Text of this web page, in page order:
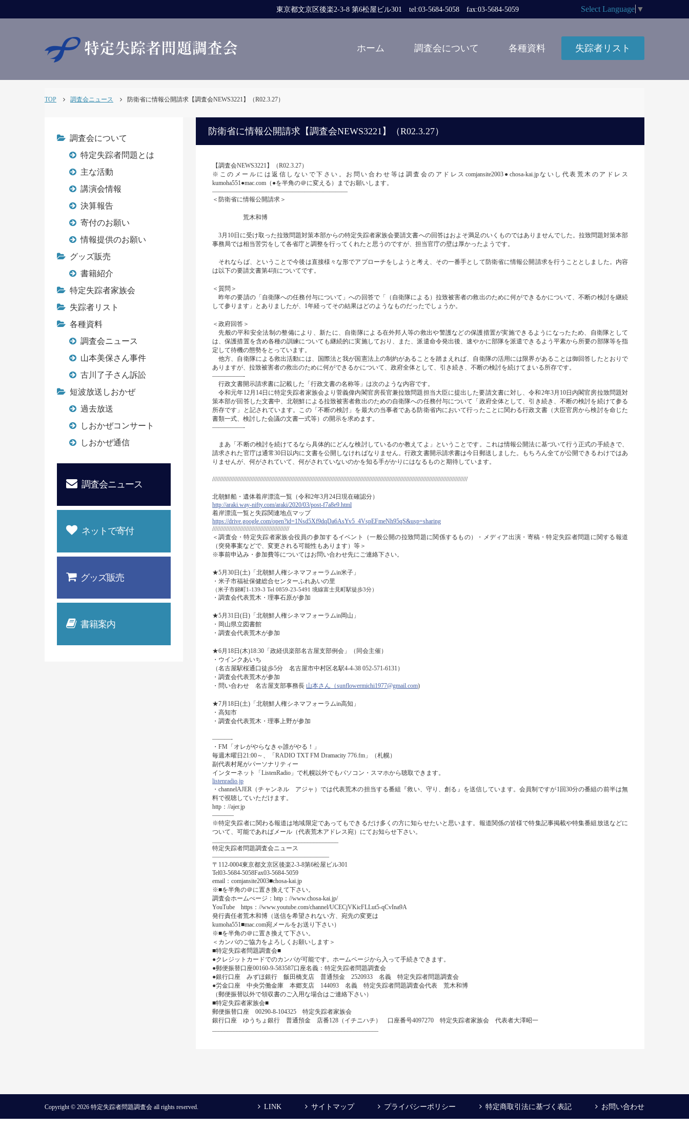
東京都文京区後楽2-3-8 第6松屋ビル301 tel:03-5684-5058 fax:03-5684-5059 Select Language ▼
ホーム 調査会について 各種資料 失踪者リスト
TOP 調査会ニュース 防衛省に情報公開請求【調査会NEWS3221】（R02.3.27）
防衛省に情報公開請求【調査会NEWS3221】（R02.3.27）
【調査会NEWS3221】（R02.3.27）
※このメールには返信しないで下さい。お問い合わせ等は調査会のアドレスcomjansite2003●chosa-kai.jpないし代表荒木のアドレス
kumoha551●mac.com（●を半角の＠に変える）までお願いします。
――――――――――――――――――――――
＜防衛省に情報公開請求＞
荒木和博
3月10日に受け取った拉致問題対策本部からの特定失踪者家族会要請文書への回答はおよそ満足のいくものではありませんでした。拉致問題対策本部
事務局では相当苦労をして各省庁と調整を行ってくれたと思うのですが、担当官庁の壁は厚かったようです。
それならば、ということで今後は直接様々な形でアプローチをしようと考え、その一番手として防衛省に情報公開請求を行うこととしました。内容
は以下の要請文書第4項についてです。
＜質問＞
昨年の要請の「自衛隊への任務付与について」への回答で「（自衛隊による）拉致被害者の救出のために何ができるかについて、不断の検討を継続
して参ります」とありましたが、1年経ってその結果はどのようなものだったでしょうか。
＜政府回答＞
先般の平和安全法制の整備により、新たに、自衛隊による在外邦人等の救出や警護などの保護措置が実施できるようになったため、自衛隊として
は、保護措置を含め各種の訓練についても継続的に実施しており、また、派遣命令発出後、速やかに部隊を派遣できるよう平素から所要の部隊等を指
定して待機の態勢をとっています。
他方、自衛隊による救出活動には、国際法と我が国憲法上の制約があることを踏まえれば、自衛隊の活用には限界があることは御回答したとおりで
ありますが、拉致被害者の救出のために何ができるかについて、政府全体として、引き続き、不断の検討を続けてまいる所存です。
―――――-
行政文書開示請求書に記載した「行政文書の名称等」は次のような内容です。
令和元年12月14日に特定失踪者家族会より菅義偉内閣官房長官兼拉致問題担当大臣に提出した要請文書に対し、令和2年3月10日内閣官房拉致問題対
策本部が回答した文書中、北朝鮮による拉致被害者救出のための自衛隊への任務付与について「政府全体として、引き続き、不断の検討を続けて参る
所存です」と記されています。この「不断の検討」を最大の当事者である防衛省内において行ったことに関わる行政文書（大臣官房から検討を命じた
書類一式、検討した会議の文書一式等）の開示を求めます。
―――――-
まあ「不断の検討を続けてるなら具体的にどんな検討しているのか教えてよ」ということです。これは情報公開法に基づいて行う正式の手続きで、
請求された官庁は通常30日以内に文書を公開しなければなりません。行政文書開示請求書は今日郵送しました。もちろん全てが公開できるわけではあ
りませんが、何がされていて、何がされていないのかを知る手がかりにはなるものと期待しています。
//////////////////////////////////////////////////////////////////////////////////////////////////////////////////////////////////////////////////////////////////////
北朝鮮船・遺体着岸漂流一覧（令和2年3月24日現在確認分）
http://araki.way-nifty.com/araki/2020/03/post-f7a8e9.html
着岸漂流一覧と失踪関連地点マップ
https://drive.google.com/open?id=1Nsd5Xf9dqDa6AsYv5_4VspEFmeNh95qS&usp=sharing
//////////////////////////////////////////////////
＜調査会・特定失踪者家族会役員の参加するイベント（一般公開の拉致問題に関係するもの）・メディア出演・寄稿・特定失踪者問題に関する報道
（突発事案などで、変更される可能性もあります）等＞
※事前申込み・参加費等についてはお問い合わせ先にご連絡下さい。
★5月30日(土)「北朝鮮人権シネマフォーラムin米子」
・米子市福祉保健総合センターふれあいの里
（米子市錦町1-139-3 Tel 0859-23-5491 境線富士見町駅徒歩3分）
・調査会代表荒木・理事石原が参加
★5月31日(日)「北朝鮮人権シネマフォーラムin岡山」
・岡山県立図書館
・調査会代表荒木が参加
★6月18日(木)18:30「政経倶楽部名古屋支部例会」（同会主催）
・ウインクあいち
（名古屋駅桜通口徒歩5分 名古屋市中村区名駅4-4-38 052-571-6131）
・調査会代表荒木が参加
・問い合わせ 名古屋支部事務長 山本さん（sunflowermichi1977@gmail.com)
★7月18日(土)「北朝鮮人権シネマフォーラムin高知」
・高知市
・調査会代表荒木・理事上野が参加
———-
・FM「オレがやらなきゃ誰がやる！」
毎週木曜日21:00～、「RADIO TXT FM Dramacity 776.fm」（札幌）
副代表村尾がパーソナリティー
インターネット「ListenRadio」で札幌以外でもパソコン・スマホから聴取できます。
listenradio.jp
・channelAJER（チャンネル アジャ）では代表荒木の担当する番組『救い、守り、創る』を送信しています。会員制ですが1回30分の番組の前半は無
料で視聴していただけます。
http：//ajer.jp
———–
※特定失踪者に関わる報道は地域限定であってもできるだけ多くの方に知らせたいと思います。報道関係の皆様で特集記事掲載や特集番組放送などに
ついて、可能であればメール（代表荒木アドレス宛）にてお知らせ下さい。
特定失踪者問題調査会ニュース
———————————————————
〒112-0004東京都文京区後楽2-3-8第6松屋ビル301
Tel03-5684-5058Fax03-5684-5059
email：comjansite2003■chosa-kai.jp
※■を半角の＠に置き換えて下さい。
調査会ホームぺージ：http：//www.chosa-kai.jp/
YouTube https：//www.youtube.com/channel/UCECjVKicFLLut5-qCvIna9A
発行責任者荒木和博（送信を希望されない方、宛先の変更は
kumoha551■mac.com宛メールをお送り下さい）
※■を半角の＠に置き換えて下さい。
＜カンパのご協力をよろしくお願いします＞
■特定失踪者問題調査会■
●クレジットカードでのカンパが可能です。ホームページから入って手続きできます。
●郵便振替口座00160-9-583587口座名義：特定失踪者問題調査会
●銀行口座 みずほ銀行 飯田橋支店 普通預金 2520933 名義 特定失踪者問題調査会
●労金口座 中央労働金庫 本郷支店 144093 名義 特定失踪者問題調査会代表 荒木和博
（郵便振替以外で領収書のご入用な場合はご連絡下さい）
■特定失踪者家族会■
郵便振替口座 00290-8-104325 特定失踪者家族会
銀行口座 ゆうちょ銀行 普通預金 店番128（イチニハチ） 口座番号4097270 特定失踪者家族会 代表者大澤昭一
調査会について
特定失踪者問題とは
主な活動
講演会情報
決算報告
寄付のお願い
情報提供のお願い
グッズ販売
書籍紹介
特定失踪者家族会
失踪者リスト
各種資料
調査会ニュース
山本美保さん事件
古川了子さん訴訟
短波放送しおかぜ
過去放送
しおかぜコンサート
しおかぜ通信
調査会ニュース
ネットで寄付
グッズ販売
書籍案内
Copyright © 2026 特定失踪者問題調査会 all rights reserved. LINK サイトマップ プライバシーポリシー 特定商取引法に基づく表記 お問い合わせ